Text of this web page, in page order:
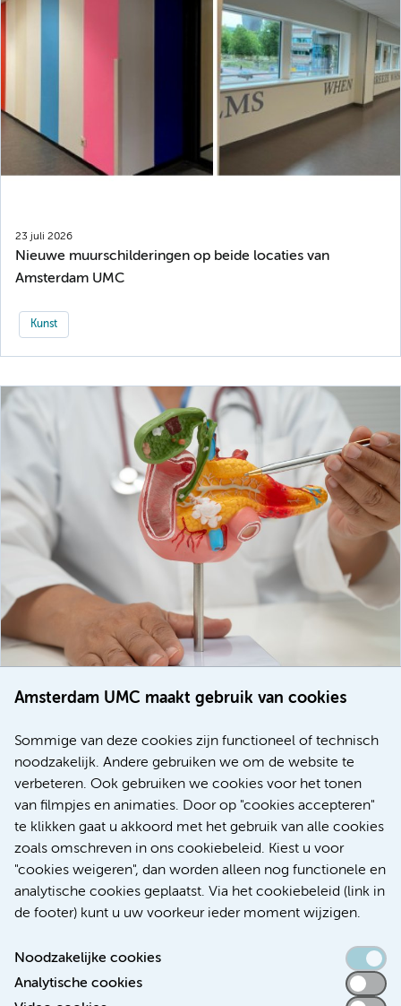
Amsterdam UMC maakt gebruik van cookies
Sommige van deze cookies zijn functioneel of technisch
noodzakelijk. Andere gebruiken we om de website te
verbeteren. Ook gebruiken we cookies voor het tonen
van filmpjes en animaties. Door op "cookies accepteren"
te klikken gaat u akkoord met het gebruik van alle cookies
zoals omschreven in ons cookiebeleid. Kiest u voor
"cookies weigeren", dan worden alleen nog functionele en
analytische cookies geplaatst. Via het cookiebeleid (link in
de footer) kunt u uw voorkeur ieder moment wijzigen.
Noodzakelijke cookies
Analytische cookies
23 juli 2026
Nieuwe muurschilderingen op beide locaties van
Amsterdam UMC
Kunst
voor patiënten met alvleesklierkanker verbeteren
Meer